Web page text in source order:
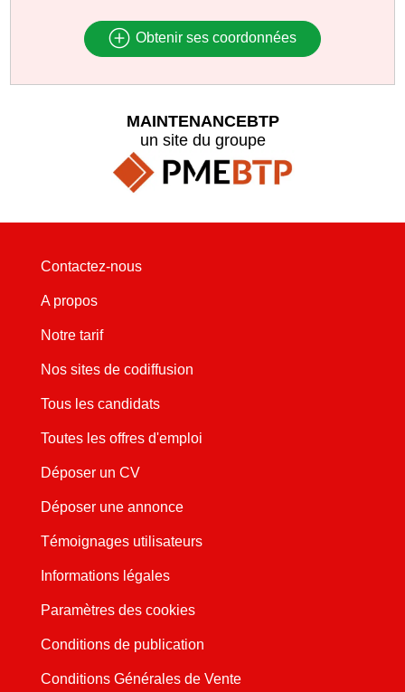
Obtenir ses coordonnées
MAINTENANCEBTP
un site du groupe
Contactez-nous
A propos
Notre tarif
Nos sites de codiffusion
Tous les candidats
Toutes les offres d'emploi
Déposer un CV
Déposer une annonce
Témoignages utilisateurs
Informations légales
Paramètres des cookies
Conditions de publication
Conditions Générales de Vente